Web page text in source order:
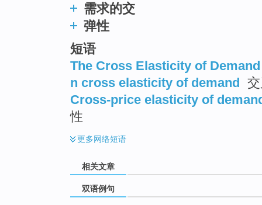
需求的交
弹性
短语
The Cross Elasticity of Demand
n cross elasticity of demand
Cross-price elasticity of
性
更多网络短语
相关文章
双语例句